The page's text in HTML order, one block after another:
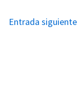
Entrada siguiente